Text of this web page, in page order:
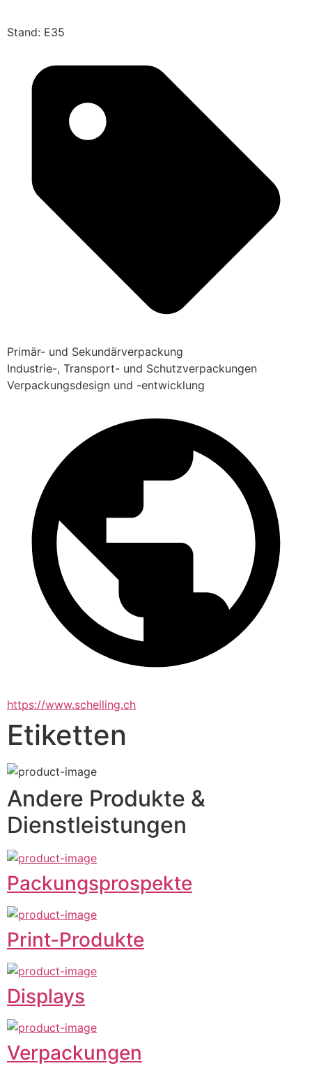
Stand: E35
Primär- und Sekundärverpackung
Industrie-, Transport- und Schutzverpackungen
Verpackungsdesign und -entwicklung
https://www.schelling.ch
Etiketten
Andere Produkte &
Dienstleistungen
Packungsprospekte
Print-Produkte
Displays
Verpackungen